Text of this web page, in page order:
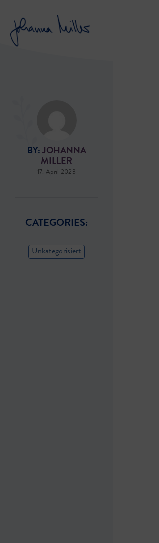
BY: JOHANNA
MILLER
17. April 2023
CATEGORIES:
Unkategorisiert